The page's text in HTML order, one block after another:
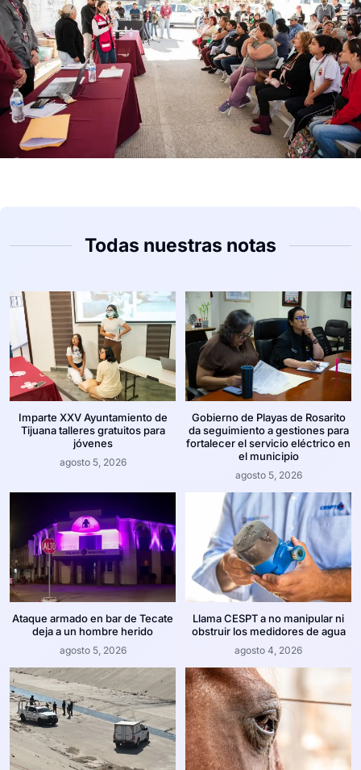
Todas nuestras notas
Imparte XXV Ayuntamiento de
Tijuana talleres gratuitos para
jóvenes
agosto 5, 2026
Gobierno de Playas de Rosarito
da seguimiento a gestiones para
fortalecer el servicio eléctrico en
el municipio
agosto 5, 2026
Ataque armado en bar de Tecate
deja a un hombre herido
agosto 5, 2026
Llama CESPT a no manipular ni
obstruir los medidores de agua
agosto 4, 2026